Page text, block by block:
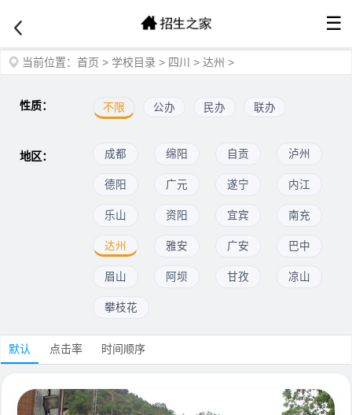
☰
当前位置： 首页 > 学校目录 > 四川 > 达州 >
性质： 不限 公办 民办 联办
地区： 成都 绵阳 自贡 泸州
德阳 广元 遂宁 内江
乐山 资阳 宜宾 南充
达州 雅安 广安 巴中
眉山 阿坝 甘孜 凉山
攀枝花
默认 点击率 时间顺序